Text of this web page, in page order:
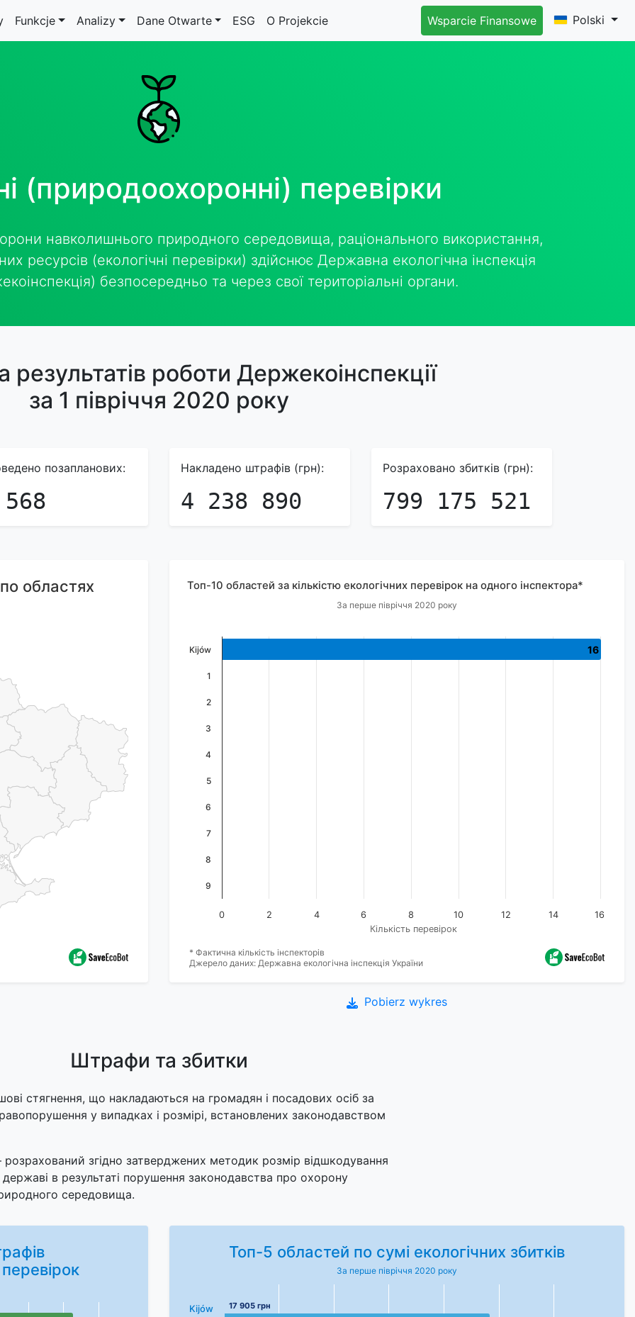
Funkcje Analizy Dane Otwarte ESG O Projekcie Wsparcie Finansowe Polski
(природоохоронні) перевірки
навколишнього природного середовища, раціонального використання,
ресурсів (екологічні перевірки) здійснює Державна екологічна інспекція
безпосередньо та через свої територіальні органи.
результатів роботи Держекоінспекції
за 1 півріччя 2020 року
позапланових: Накладено штрафів (грн):
4 238 890
Розраховано збитків (грн):
799 175 521
областях
* Фактична кількість інспекторів
Джерело даних: Державна екологічна інспекція України
Кількість перевірок
Топ-10 областей за кількістю екологічних перевірок на одного інспектора*
За перше півріччя 2020 року
16
0 2 4 6 8 10 12 14 16
Kijów
1
2
3
4
5
6
7
8
9
Pobierz wykres
Штрафи та збитки
стягнення, що накладаються на громадян і посадових осіб за
у випадках і розмірі, встановлених законодавством
розрахований згідно затверджених методик розмір відшкодування
державі в результаті порушення законодавства про охорону
середовища.
перевірок
Топ-5 областей по сумі екологічних збитків
За перше півріччя 2020 року
17 905 грн
Kijów